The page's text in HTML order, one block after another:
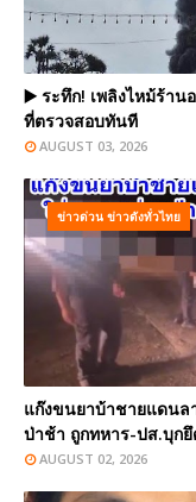
▶️ ระทึก! เพลิงไหม้ร้าน
ที่ตรวจสอบทันที
AUGUST 03, 2026
ข่าวด่วน ข่าวดังทั่วไทย
แก๊งขนยาบ้าชายแดนล
ป่าช้า ถูกทหาร-ปส.บุกยึ
AUGUST 02, 2026